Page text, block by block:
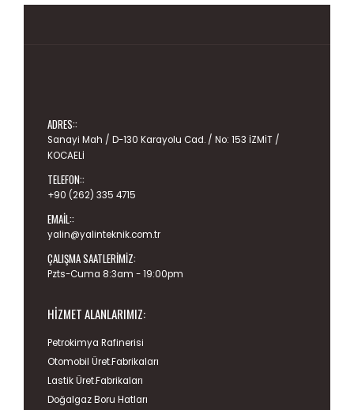
ADRES::
Sanayi Mah / D-130 Karayolu Cad. / No: 153 İZMİT /
KOCAELİ
TELEFON::
+90 (262) 335 4715
EMAIL::
yalin@yalinteknik.com.tr
ÇALIŞMA SAATLERIMIZ:
Pzts-Cuma 8:3am - 19:00pm
HIZMET ALANLARIMIZ:
Petrokimya Rafinerisi
Otomobil Üret.Fabrikaları
Lastik Üret.Fabrikaları
Doğalgaz Boru Hatları